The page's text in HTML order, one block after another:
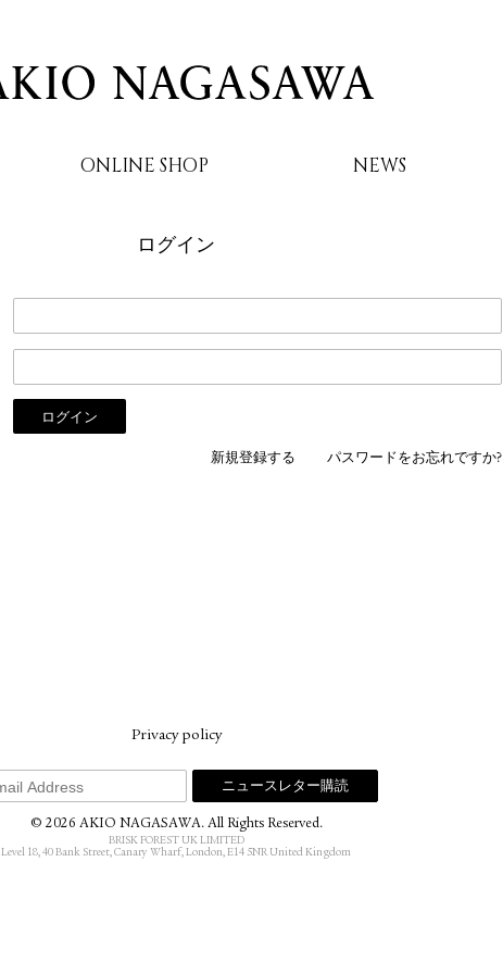
ONLINE SHOP NEWS
ログイン
新規登録する パスワードをお忘れですか?
Privacy policy
© 2026 AKIO NAGASAWA. All Rights Reserved.
BRISK FOREST UK LIMITED
Level 18, 40 Bank Street, Canary Wharf, London, E14 5NR United Kingdom